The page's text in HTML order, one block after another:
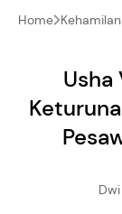
Home Kehamilan
Usha